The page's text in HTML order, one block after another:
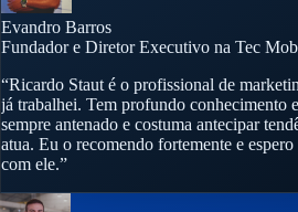
Evandro Barros
Fundador e Diretor Executivo na Tec
“Ricardo Staut é o profissional de
já trabalhei. Tem profundo conhecimento
sempre antenado e costuma antecipar
atua. Eu o recomendo fortemente e
com ele.”